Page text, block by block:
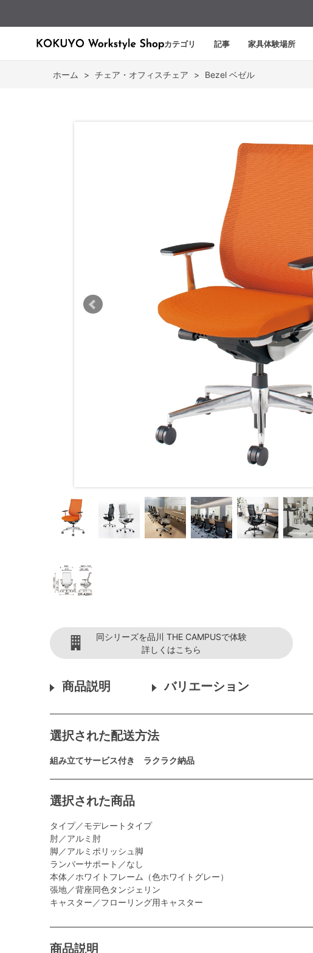
カテゴリ 記事 家具体験場所
ホーム > チェア・オフィスチェア > Bezel ベゼル
同シリーズを品川 THE CAMPUSで体験
詳しくはこちら
商品説明 バリエーション
選択された配送方法
組み立てサービス付き ラクラク納品
選択された商品
タイプ／モデレートタイプ
肘／アルミ肘
脚／アルミポリッシュ脚
ランバーサポート／なし
本体／ホワイトフレーム（色ホワイトグレー）
張地／背座同色タンジェリン
キャスター／フローリング用キャスター
商品説明